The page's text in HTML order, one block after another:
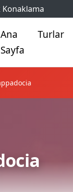
Konaklama
Ana
Sayfa
Turlar